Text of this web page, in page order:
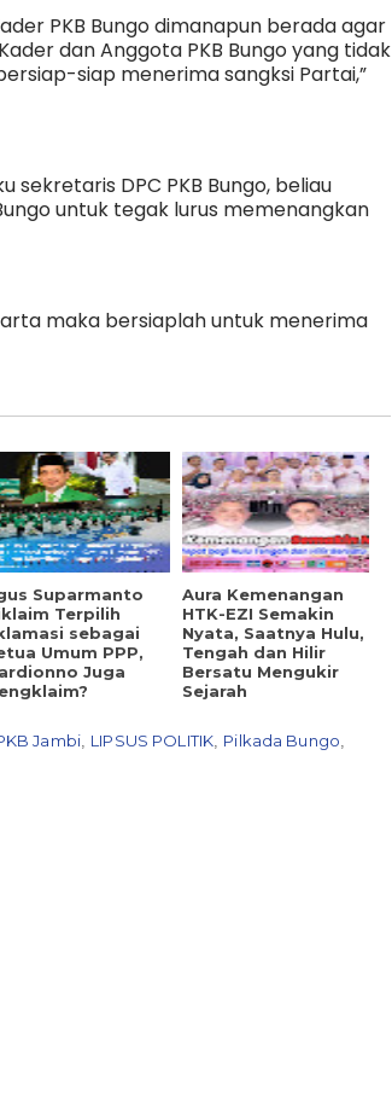
PKB Bungo dimanapun berada agar
dan Anggota PKB Bungo yang tidak
siap menerima sangksi Partai,”
sekretaris DPC PKB Bungo, beliau
untuk tegak lurus memenangkan
maka bersiaplah untuk menerima
Suparmanto
Terpilih
sebagai
Umum PPP,
Juga
Aura Kemenangan
HTK-EZI Semakin
Nyata, Saatnya Hulu,
Tengah dan Hilir
Bersatu Mengukir
Sejarah
Jambi, LIPSUS POLITIK, Pilkada Bungo,